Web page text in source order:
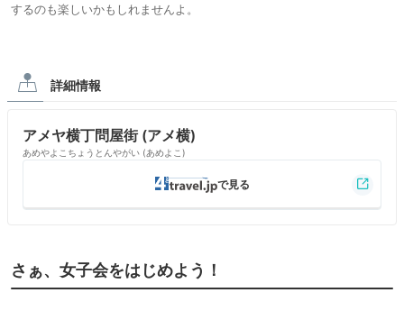
するのも楽しいかもしれませんよ。
詳細情報
アメヤ横丁問屋街 (アメ横)
あめやよこちょうとんやがい (あめよこ)
さぁ、女子会をはじめよう！